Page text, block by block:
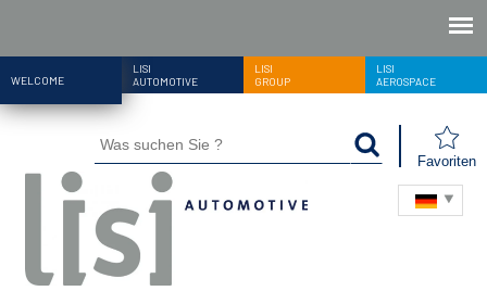
WELCOME
LISI
AUTOMOTIVE
LISI
GROUP
LISI
AEROSPACE
Favoriten